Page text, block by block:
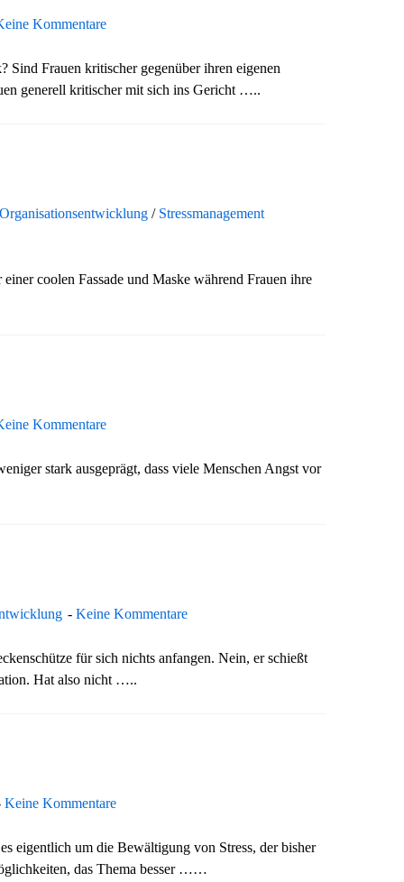
Kommentare
Sind Frauen kritischer gegenüber ihren eigenen
generell kritischer mit sich ins Gericht …..
Organisationsentwicklung/ Stressmanagement
coolen Fassade und Maske während Frauen ihre
Kommentare
stark ausgeprägt, dass viele Menschen Angst vor
Keine Kommentare
für sich nichts anfangen. Nein, er schießt
Hat also nicht …..
Keine Kommentare
eigentlich um die Bewältigung von Stress, der bisher
das Thema besser ……